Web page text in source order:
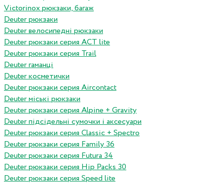
Victorinox рюкзаки, багаж
Deuter рюкзаки
Deuter велосипедні рюкзаки
Deuter рюкзаки серия ACT lite
Deuter рюкзаки серия Trail
Deuter гаманці
Deuter косметички
Deuter рюкзаки серия Aircontact
Deuter міські рюкзаки
Deuter рюкзаки серия Alpine + Gravity
Deuter підсідельні сумочки і аксесуари
Deuter рюкзаки серия Classic + Spectro
Deuter рюкзаки серия Family 36
Deuter рюкзаки серия Futura 34
Deuter рюкзаки серия Hip Packs 30
Deuter рюкзаки серия Speed lite